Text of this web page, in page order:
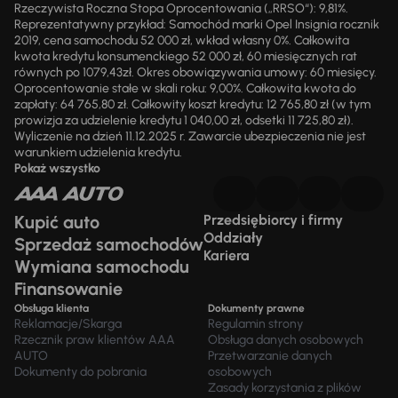
Rzeczywista Roczna Stopa Oprocentowania („RRSO“): 9,81%.
Reprezentatywny przykład: Samochód marki Opel Insignia rocznik
2019, cena samochodu 52 000 zł, wkład własny 0%. Całkowita
kwota kredytu konsumenckiego 52 000 zł, 60 miesięcznych rat
równych po 1079,43zł. Okres obowiązywania umowy: 60 miesięcy.
Oprocentowanie stałe w skali roku: 9,00%. Całkowita kwota do
zapłaty: 64 765,80 zł. Całkowity koszt kredytu: 12 765,80 zł (w tym
prowizja za udzielenie kredytu 1 040,00 zł, odsetki 11 725,80 zł).
Wyliczenie na dzień 11.12.2025 r. Zawarcie ubezpieczenia nie jest
warunkiem udzielenia kredytu.
Pokaż wszystko
Kupić auto
Sprzedaż samochodów
Wymiana samochodu
Finansowanie
Przedsiębiorcy i firmy
Oddziały
Kariera
Obsługa klienta
Reklamacje/Skarga
Rzecznik praw klientów AAA
AUTO
Dokumenty do pobrania
Dokumenty prawne
Regulamin strony
Obsługa danych osobowych
Przetwarzanie danych
osobowych
Zasady korzystania z plików